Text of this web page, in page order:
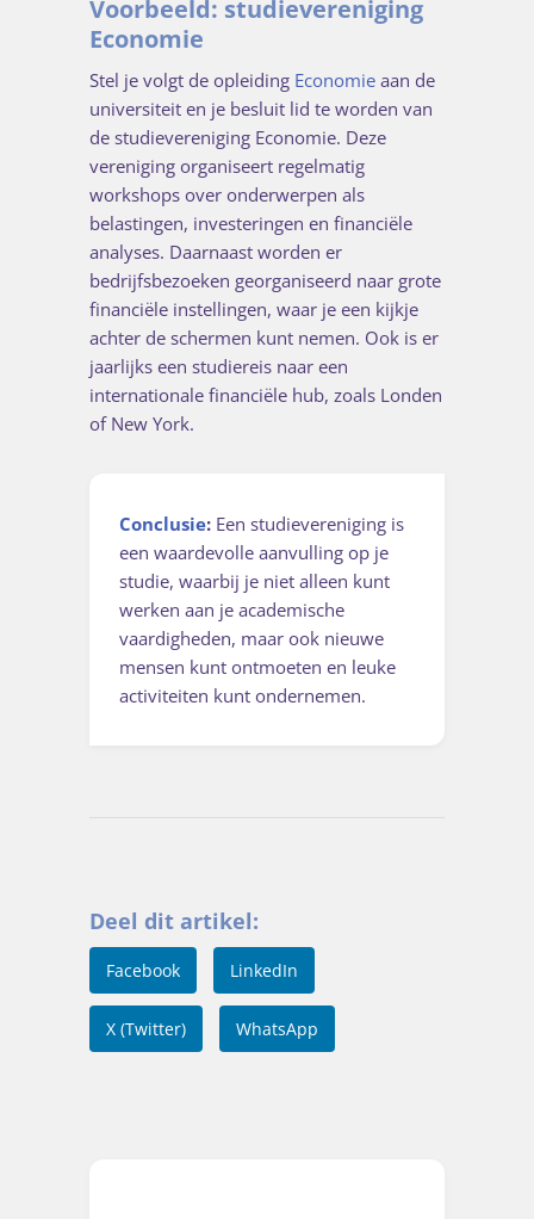
Voorbeeld: studievereniging
Economie
Stel je volgt de opleiding Economie aan de
universiteit en je besluit lid te worden van
de studievereniging Economie. Deze
vereniging organiseert regelmatig
workshops over onderwerpen als
belastingen, investeringen en financiële
analyses. Daarnaast worden er
bedrijfsbezoeken georganiseerd naar grote
financiële instellingen, waar je een kijkje
achter de schermen kunt nemen. Ook is er
jaarlijks een studiereis naar een
internationale financiële hub, zoals Londen
of New York.
Conclusie: Een studievereniging is
een waardevolle aanvulling op je
studie, waarbij je niet alleen kunt
werken aan je academische
vaardigheden, maar ook nieuwe
mensen kunt ontmoeten en leuke
activiteiten kunt ondernemen.
Deel dit artikel:
Facebook LinkedIn
X (Twitter) WhatsApp